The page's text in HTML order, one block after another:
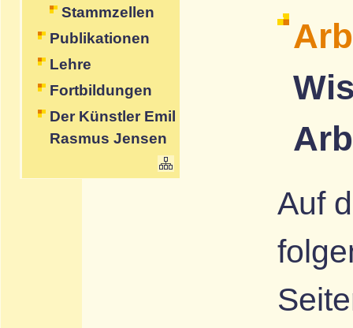
Stammzellen
Publikationen
Lehre
Fortbildungen
Der Künstler Emil
Rasmus Jensen
Auf